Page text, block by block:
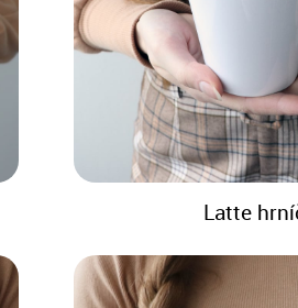
Latte